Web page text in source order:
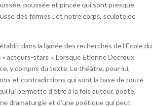
poussée et pincée qui sont presque
des formes ; et notre corps, sculpte de
dans la lignée des recherches de l’Ecole du
acteurs-stars ». Lorsque Etienne Decroux
y compris du texte. Le théâtre, pour lui,
et contradictions qui sont la base de toute
lui permette d’être à la fois auteur, poète,
dramaturgie et d’une poétique qui peut